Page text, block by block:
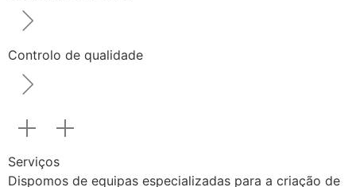
Controlo de qualidade
Serviços
Dispomos de equipas especializadas para a criação de